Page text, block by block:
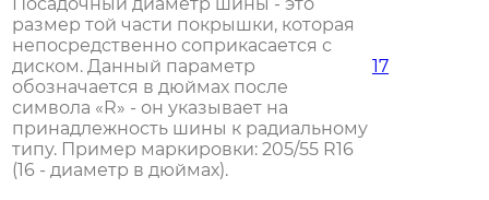
размер той части покрышки, которая
непосредственно соприкасается с
диском. Данный параметр
обозначается в дюймах после
символа «R» - он указывает на
принадлежность шины к радиальному
типу. Пример маркировки: 205/55 R16
(16 - диаметр в дюймах).
17